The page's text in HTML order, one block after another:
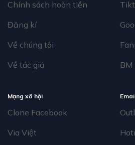
Chính sách hoàn tiền
Đăng kí
Về chúng tôi
Về tác giả
BM
Mạng xã hội
Clone Facebook
Via Việt